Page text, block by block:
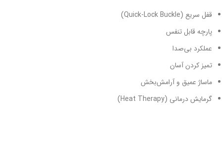
قفل سریع (Quick-Lock Buckle)
پارچه قابل تنفس
عملکرد بی‌صدا
تمیز کردن آسان
ماساژ عمیق و آرامش‌بخش
گرمایش درمانی (Heat Therapy)